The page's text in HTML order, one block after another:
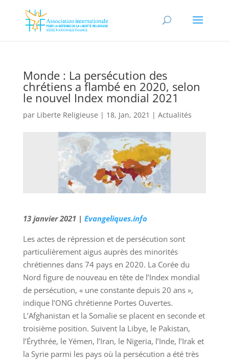
Monde : La persécution des
chrétiens a flambé en 2020, selon
le nouvel Index mondial 2021
par Liberte Religieuse | 18, Jan, 2021 | Actualités
13 janvier 2021 | Evangeliques.info
Les actes de répression et de persécution sont
particulièrement aigus auprès des minorités
chrétiennes dans 74 pays en 2020. La Corée du
Nord figure de nouveau en tête de l’Index mondial
de persécution, « une constante depuis 20 ans »,
indique l’ONG chrétienne Portes Ouvertes.
L’Afghanistan et la Somalie se placent en seconde et
troisième position. Suivent la Libye, le Pakistan,
l’Érythrée, le Yémen, l’Iran, le Nigeria, l’Inde, l’Irak et
la Syrie parmi les pays où la persécution a été très